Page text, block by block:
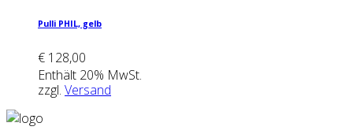
Pul­li PHIL, gelb
€ 128,00
Enthält 20% MwSt.
zzgl. Versand